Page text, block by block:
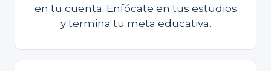
en tu cuenta. Enfócate en tus estudios
y termina tu meta educativa.